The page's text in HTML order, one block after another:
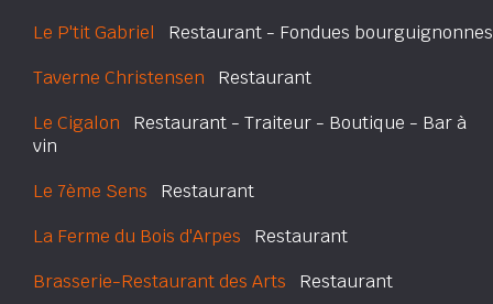
Le P'tit Gabriel Restaurant - Fondues bourguignonnes
Taverne Christensen Restaurant
Le Cigalon Restaurant - Traiteur - Boutique - Bar à
vin
Le 7ème Sens Restaurant
La Ferme du Bois d'Arpes Restaurant
Brasserie-Restaurant des Arts Restaurant